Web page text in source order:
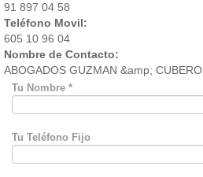
91 897 04 58
Teléfono Movil:
605 10 96 04
Nombre de Contacto:
ABOGADOS GUZMAN &amp; CUBERO
Tu Nombre *
Tu Teléfono Fijo